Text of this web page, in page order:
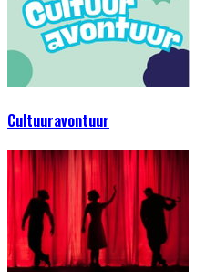
Cultuuravontuur